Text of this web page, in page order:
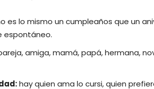
es lo mismo un cumpleaños que un
espontáneo.
amiga, mamá, papá, hermana,
hay quien ama lo cursi, quien